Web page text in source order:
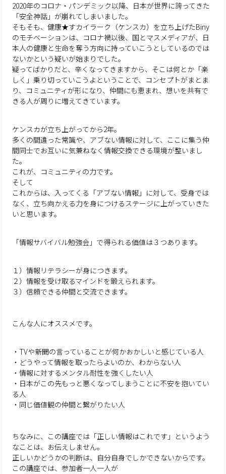
2020年のコロナ・パンデミック以降、日本が世界に誇ってきた
「安全神話」が崩れてしまいました。
そもそも、健康★すカイラーク（ケンスカ）を立ち上げたBiny
のモチベーションは、コロナ禍以後、国とマスメディアが、日
本人の健康と生命を奪う方向に持っていこうとしているのでは
ないかという疑いが始まりでした。
疑ってばかりだと、辛くなってきますから、そこは何とか「楽
しく」乗り切っていこうよということで、コンセプトがまとま
り、コミュニティが形になり、仲間にも恵まれ、想いを共有で
きる人が周りに増えてきています。
ケンスカが立ち上がってから2年。
多くの間違った常識や、アブない情報に対して、ここに集う仲
間同士でお互いに気兼ねなく情報交換できる環境が整いまし
た。
これが、コミュニティの力です。
そして
これからは、入ってくる「アブない情報」に対して、受身では
なく、立ち向かえる力を身につけるステージに上がっていきた
いと思います。
「情報サバイバル勉強会」で得られる価値は３つあります。
１）情報リテラシーが身につきます。
２）情報を受け取るマインドを鍛えられます。
３）信頼できる仲間と交流できます。
こんな人にオススメです。
・TVや新聞の言っていることが何かおかしいと感じている人
・どうやって情報を取ったらよいのか、わからない人
・情報に対するメンタル耐性を強くしたい人
・日本がこの先もっと悪くなってしまうことに不安を抱いてい
る人
・同じ価値観の仲間と繋がりたい人
ちなみに、この講座では「正しい情報はこれです」というよう
なことは、お伝えしません。
正しいかどうかの判断は、自分自身でしかできないからです。
この講座では、参加者一人一人が